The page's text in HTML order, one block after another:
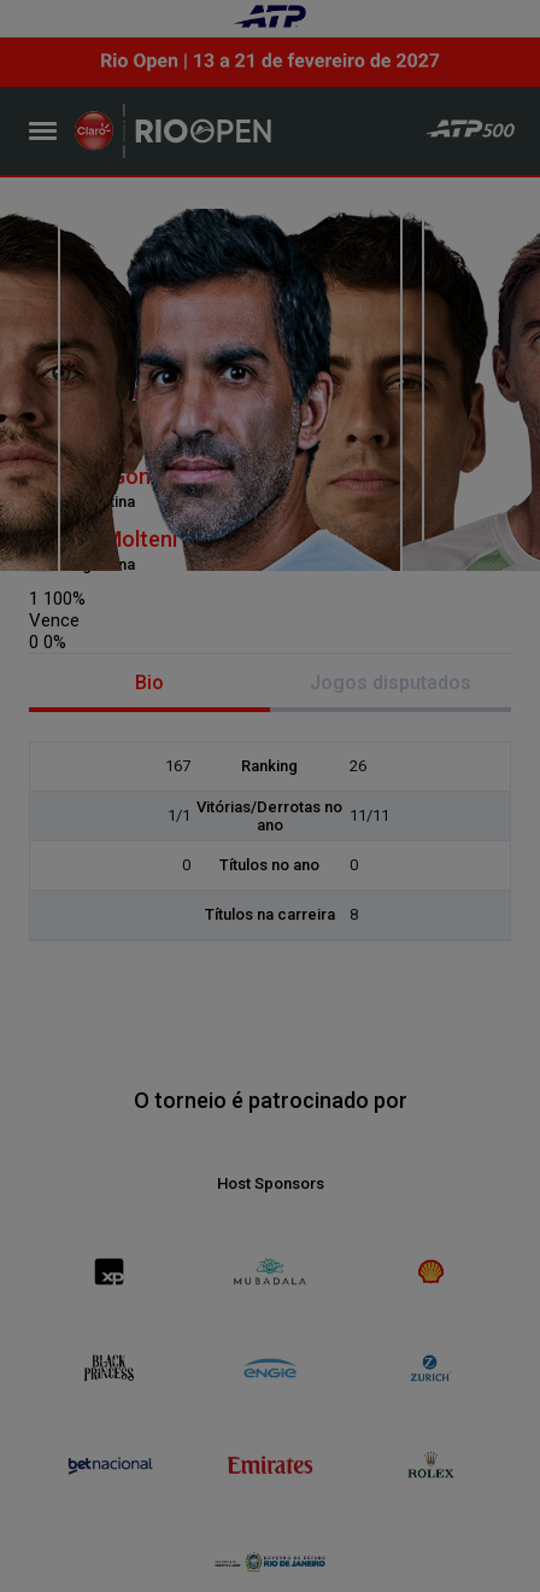
Pedro Martinez
Spain
Jaume Munar
Spain
VS
Maximo Gonzalez
Argentina
Andres Molteni
Argentina
1 100%
Vence
0 0%
Bio Jogos disputados
167 Ranking 26
1/1 Vitórias/Derrotas no
ano
11/11
0 Títulos no ano 0
Títulos na carreira 8
O torneio é patrocinado por
Host Sponsors